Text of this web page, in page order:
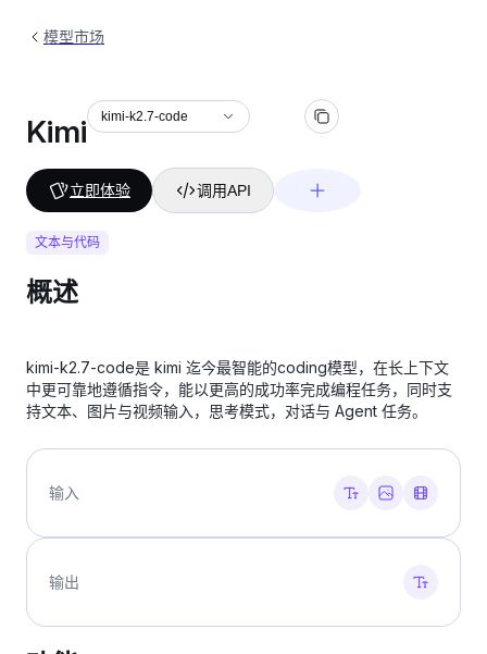
模型市场
Kimi kimi-k2.7-code
立即体验 调用API
文本与代码
概述
kimi-k2.7-code是 kimi 迄今最智能的coding模型，在长上下文
中更可靠地遵循指令，能以更高的成功率完成编程任务，同时支
持文本、图片与视频输入，思考模式，对话与 Agent 任务。
输入
输出